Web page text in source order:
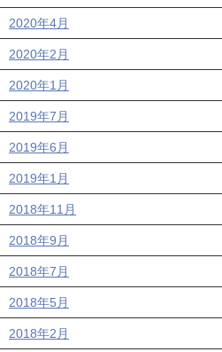
2020年4月
2020年2月
2020年1月
2019年7月
2019年6月
2019年1月
2018年11月
2018年9月
2018年7月
2018年5月
2018年2月